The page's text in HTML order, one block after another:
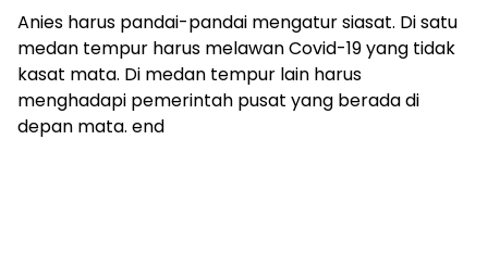
Anies harus pandai-pandai mengatur siasat. Di satu
medan tempur harus melawan Covid-19 yang tidak
kasat mata. Di medan tempur lain harus
menghadapi pemerintah pusat yang berada di
depan mata. end